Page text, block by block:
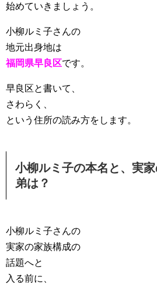
始めていきましょう。
小柳ルミ子さんの
地元出身地は
福岡県早良区です。
早良区と書いて、
さわらく、
という住所の読み方をします。
小柳ルミ子の本名と、実
弟は？
小柳ルミ子さんの
実家の家族構成の
話題へと
入る前に、